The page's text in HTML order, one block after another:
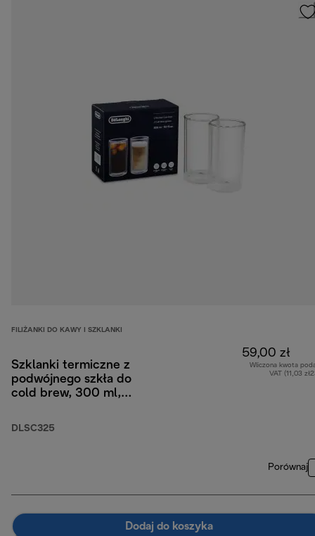
FILIŻANKI DO KAWY I SZKLANKI
Szklanki termiczne z
podwójnego szkła do
cold brew, 300 ml,
DLSC325
59,00 zł
Wliczona kwota
VAT (11,03
Porównaj
Dodaj do koszyka